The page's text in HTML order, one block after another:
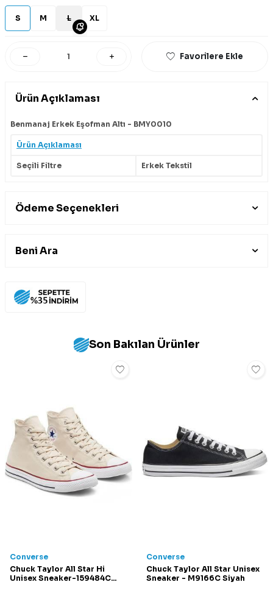
S M L XL
Favorilere Ekle
Ürün Açıklaması
Benmanaj Erkek Eşofman Altı - BMY0010
Ürün Açıklaması
Seçili Filtre Erkek Tekstil
Ödeme Seçenekleri
Beni Ara
Son Bakılan Ürünler
Converse
Chuck Taylor All Star Hi
Unisex Sneaker-159484C
Converse
Chuck Taylor All Star Unisex
Sneaker - M9166C Siyah